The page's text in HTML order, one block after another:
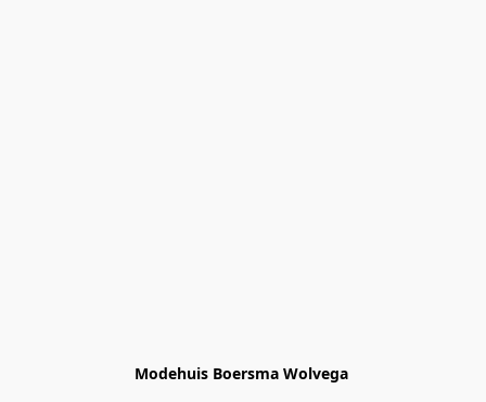
Modehuis Boersma Wolvega